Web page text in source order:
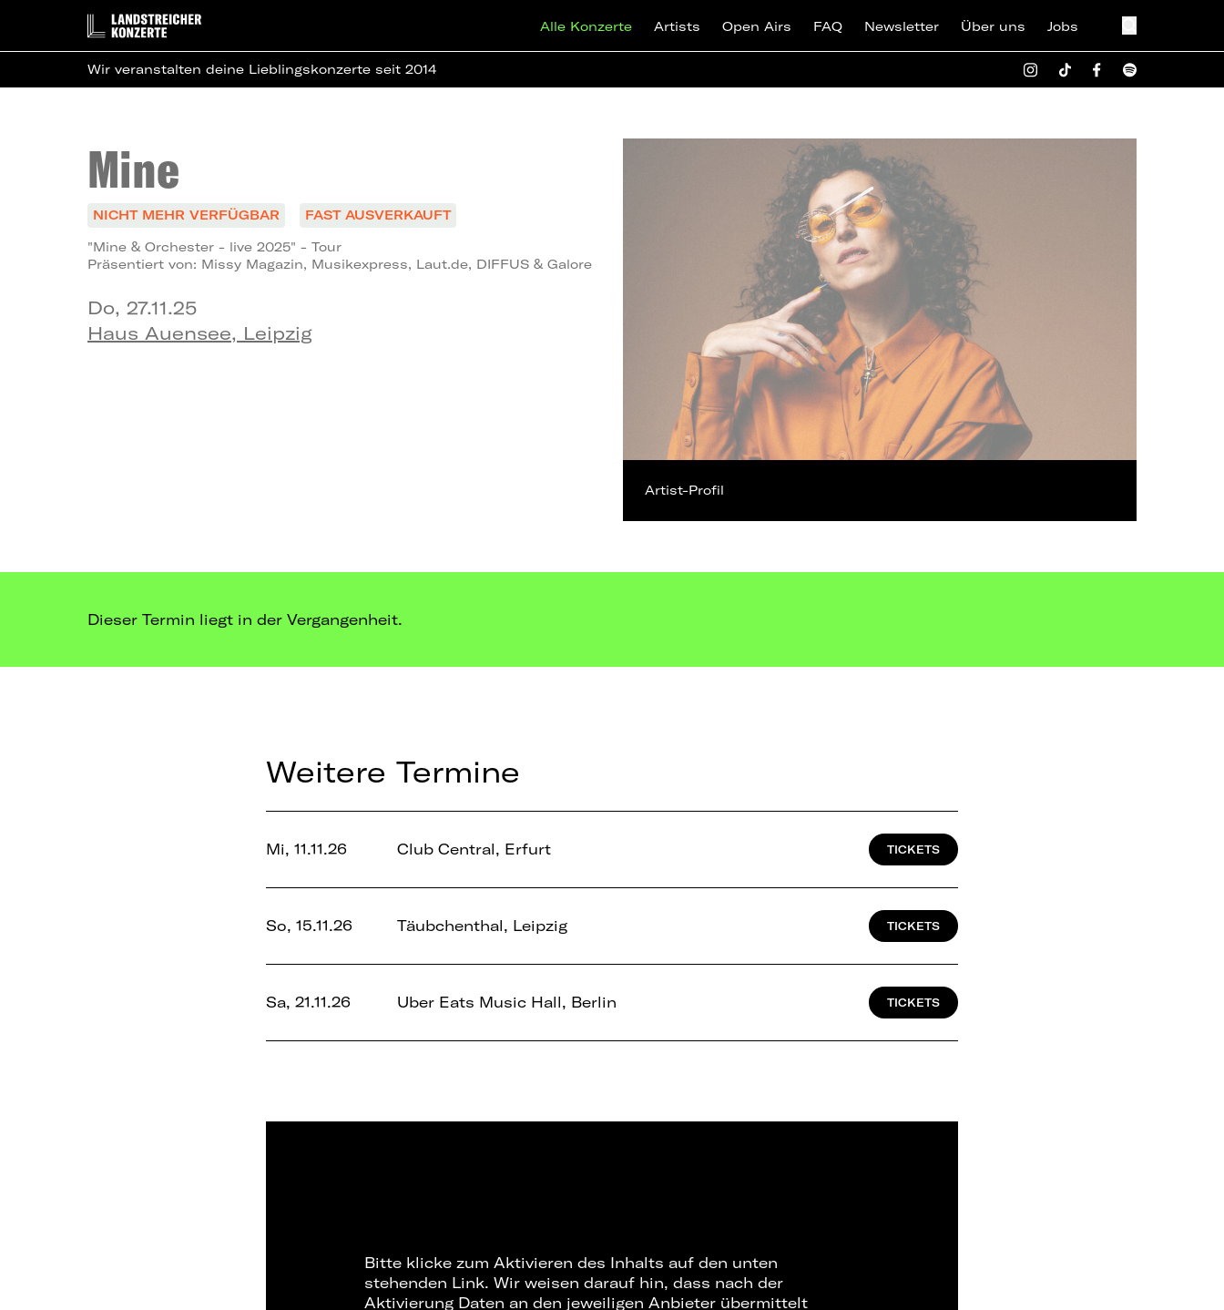
Alle Konzerte Artists Open Airs FAQ Newsletter Über uns Jobs
Wir veranstalten deine Lieblingskonzerte seit 2014
Mine
NICHT MEHR VERFÜGBAR
FAST AUSVERKAUFT
"Mine & Orchester - live 2025" - Tour
Präsentiert von: Missy Magazin, Musikexpress, Laut.de, DIFFUS & Galore
Do, 27.11.25
Haus Auensee, Leipzig
Artist-Profil
Dieser Termin liegt in der Vergangenheit.
Weitere Termine
Mi, 11.11.26 Club Central, Erfurt TICKETS
So, 15.11.26 Täubchenthal, Leipzig TICKETS
Sa, 21.11.26 Uber Eats Music Hall, Berlin TICKETS
Bitte klicke zum Aktivieren des Inhalts auf den unten
stehenden Link. Wir weisen darauf hin, dass nach der
Aktivierung Daten an den jeweiligen Anbieter übermittelt